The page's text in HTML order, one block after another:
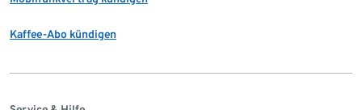
Kaffee-Abo kündigen